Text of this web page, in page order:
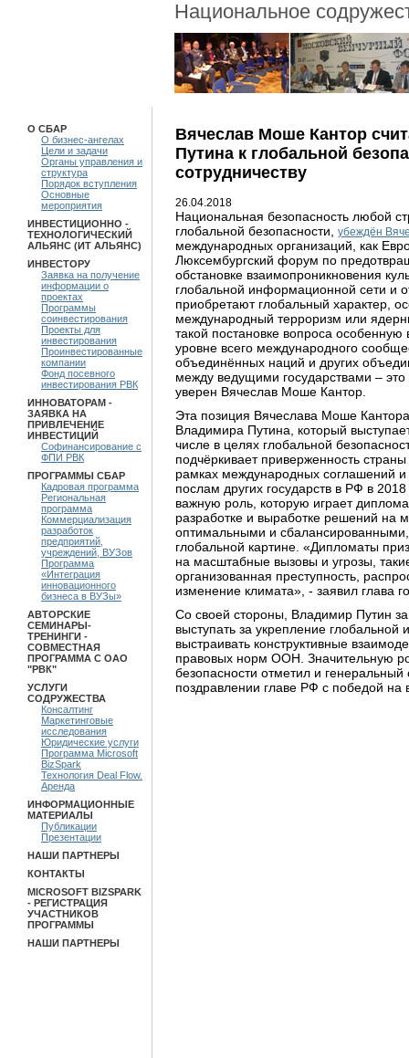
Национальное
О СБАР
О бизнес-ангелах
Цели и задачи
Органы управления и
структура
Порядок вступления
Основные
мероприятия
ИНВЕСТИЦИОННО -
ТЕХНОЛОГИЧЕСКИЙ
АЛЬЯНС (ИТ АЛЬЯНС)
ИНВЕСТОРУ
Заявка на получение
информации о
проектах
Программы
соинвестирования
Проекты для
инвестирования
Проинвестированные
компании
Фонд посевного
инвестирования РВК
ИННОВАТОРАМ -
ЗАЯВКА НА
ПРИВЛЕЧЕНИЕ
ИНВЕСТИЦИЙ
Софинансирование с
ФПИ РВК
ПРОГРАММЫ СБАР
Кадровая программа
Региональная
программа
Коммерциализация
разработок
предприятий,
учреждений, ВУЗов
Программа
«Интеграция
инновационного
бизнеса в ВУЗы»
АВТОРСКИЕ
СЕМИНАРЫ-
ТРЕНИНГИ -
СОВМЕСТНАЯ
ПРОГРАММА С ОАО
"РВК"
УСЛУГИ
СОДРУЖЕСТВА
Консалтинг
Маркетинговые
исследования
Юридические услуги
Программа Microsoft
BizSpark
Технология Deal Flow.
Аренда
ИНФОРМАЦИОННЫЕ
МАТЕРИАЛЫ
Публикации
Презентации
НАШИ ПАРТНЕРЫ
КОНТАКТЫ
MICROSOFT BIZSPARK
- РЕГИСТРАЦИЯ
УЧАСТНИКОВ
ПРОГРАММЫ
НАШИ ПАРТНЕРЫ
Вячеслав Моше Кантор
Путина к глобальной
сотрудничеству
26.04.2018
Национальная безопасность любой
глобальной безопасности, убеждён
международных организаций, как
Люксембургский форум по
обстановке взаимопроникновения
глобальной информационной сети и
приобретают глобальный характер,
международный терроризм или
такой постановке вопроса
уровне всего международного
объединённых наций и других
между ведущими государствами – это
уверен Вячеслав Моше Кантор.
Эта позиция Вячеслава Моше
Владимира Путина, который
числе в целях глобальной
подчёркивает приверженность
рамках международных соглашений и
послам других государств в РФ в
важную роль, которую играет
разработке и выработке решений на
оптимальными и
глобальной картине. «Дипломаты
на масштабные вызовы и угрозы,
организованная преступность,
изменение климата», - заявил глава
Со своей стороны, Владимир Путин
выступать за укрепление глобальной
выстраивать конструктивные
правовых норм ООН. Значительную
безопасности отметил и
поздравлении главе РФ с победой на